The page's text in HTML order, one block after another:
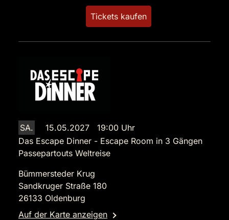
Tickets kaufen
SA.
15.05.2027 19:00 Uhr
Das Escape Dinner - Escape Room in 3 Gängen
Passepartouts Weltreise
Bümmersteder Krug
Sandkruger Straße 180
26133 Oldenburg
Auf der Karte anzeigen